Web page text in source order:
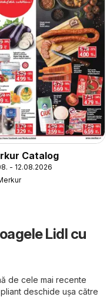
Catalog
- 12.08.2026
Lidl cu
de cele mai recente
deschide ușa către